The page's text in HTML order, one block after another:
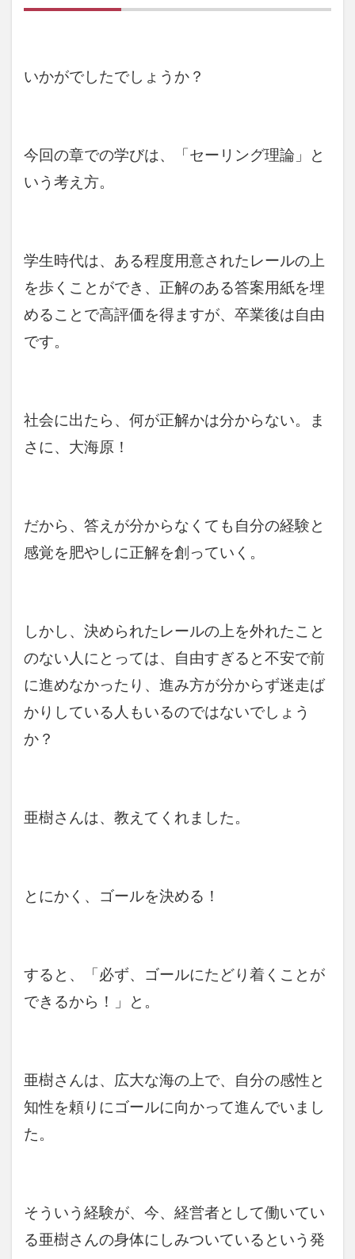
いかがでしたでしょうか？
今回の章での学びは、
「セーリング理論」と
いう考え方。
学生時代は、ある程度用意されたレールの上
を歩くことができ、正解のある答案用紙を埋
めることで高評価を得ますが、卒業後は自由
です。
社会に出たら、何が正解かは分からない。ま
さに、大海原！
だから、答えが分からなくても自分の経験と
感覚を肥やしに正解を創っていく。
しかし、決められたレールの上を外れたこと
のない人にとっては、自由すぎると不安で前
に進めなかったり、進み方が分からず迷走ば
かりしている人もいるのではないでしょう
か？
亜樹さんは、教えてくれました。
とにかく、ゴールを決める！
すると、「必ず、ゴールにたどり着くことが
できるから！」と。
亜樹さんは、広大な海の上で、自分の感性と
知性を頼りにゴールに向かって進んでいまし
た。
そういう経験が、今、経営者として働いてい
る亜樹さんの身体にしみついているという発